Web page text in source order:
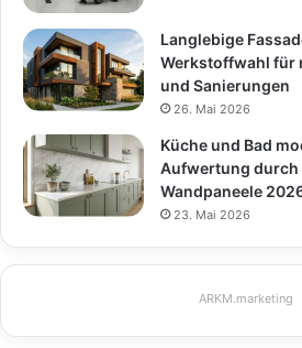
Langlebige
Werkstoffwahl für
und Sanierungen
26. Mai 2026
Küche und Bad
Aufwertung durch
Wandpaneele
23. Mai 2026
ARKM.marketing